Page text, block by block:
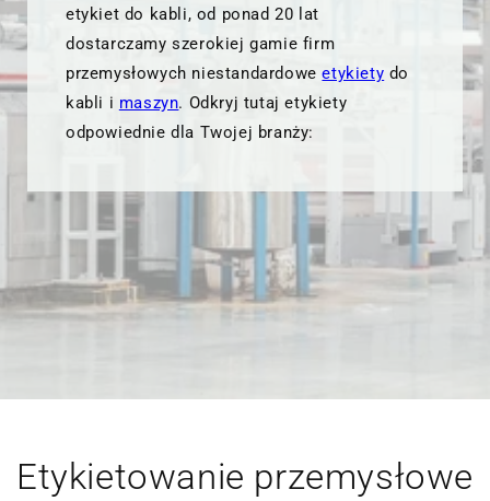
etykiet do kabli, od ponad 20 lat
dostarczamy szerokiej gamie firm
przemysłowych niestandardoweetykiety do
kabli i maszyn. Odkryj tutaj etykiety
odpowiednie dla Twojej branży:
Etykietowanie przemysłowe